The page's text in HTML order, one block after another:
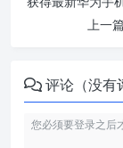
上一篇
评论（没有